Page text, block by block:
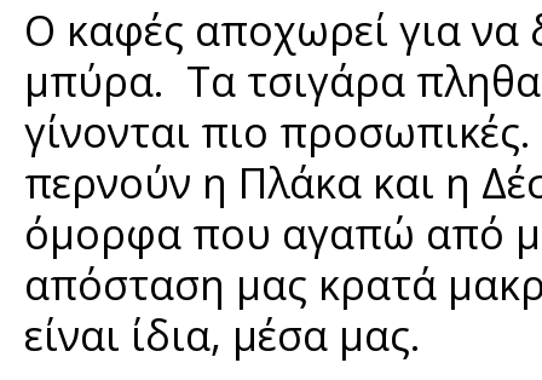
Ο καφές αποχωρεί για να
μπύρα. Τα τσιγάρα
γίνονται πιο
περνούν η Πλάκα και η
όμορφα που αγαπώ από
απόσταση μας κρατά
είναι ίδια, μέσα μας.